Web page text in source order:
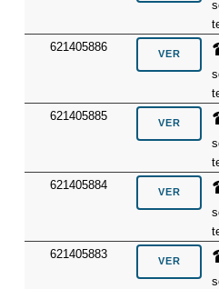
621405886
621405885
621405884
621405883